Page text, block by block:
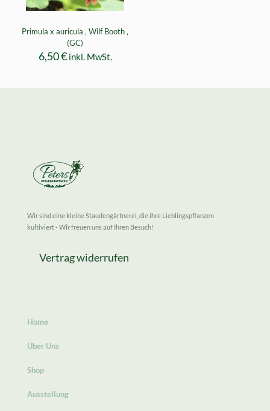
Primula x auricula ‚ Wilf Booth ‚
(GC)
6,50€ inkl. MwSt.
Wir sind eine kleine Staudengärtnerei, die ihre Lieblingspflanzen
kultiviert - Wir freuen uns auf Ihren Besuch!
Vertrag widerrufen
Home
Über Uns
Shop
Ausstellung